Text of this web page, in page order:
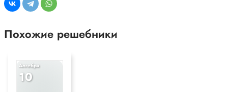
Похожие решебники
Алгебра
10